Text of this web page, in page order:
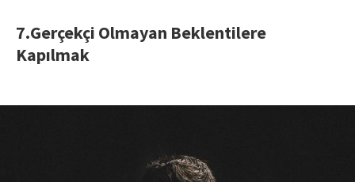
7.Gerçekçi Olmayan Beklentilere
Kapılmak